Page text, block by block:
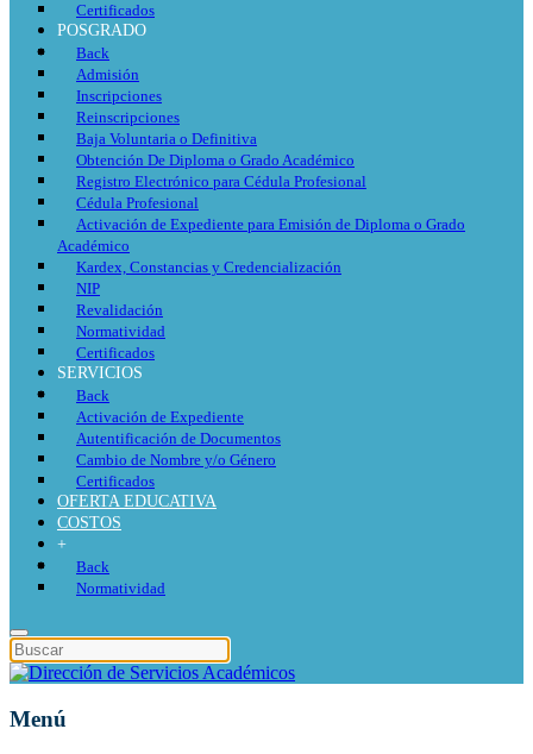
Certificados
POSGRADO
Back
Admisión
Inscripciones
Reinscripciones
Baja Voluntaria o Definitiva
Obtención De Diploma o Grado Académico
Registro Electrónico para Cédula Profesional
Cédula Profesional
Activación de Expediente para Emisión de Diploma o Grado
Académico
Kardex, Constancias y Credencialización
NIP
Revalidación
Normatividad
Certificados
SERVICIOS
Back
Activación de Expediente
Autentificación de Documentos
Cambio de Nombre y/o Género
Certificados
OFERTA EDUCATIVA
COSTOS
+
Back
Normatividad
Menú